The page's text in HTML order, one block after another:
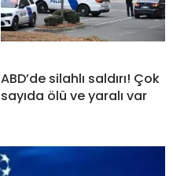
ABD’de silahlı saldırı! Çok
sayıda ölü ve yaralı var